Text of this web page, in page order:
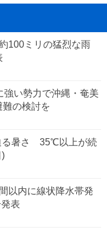
100ミリの猛烈な雨
い勢力で沖縄・奄美
の検討を
る暑さ 35℃以上が続
)
以内に線状降水帯発
表